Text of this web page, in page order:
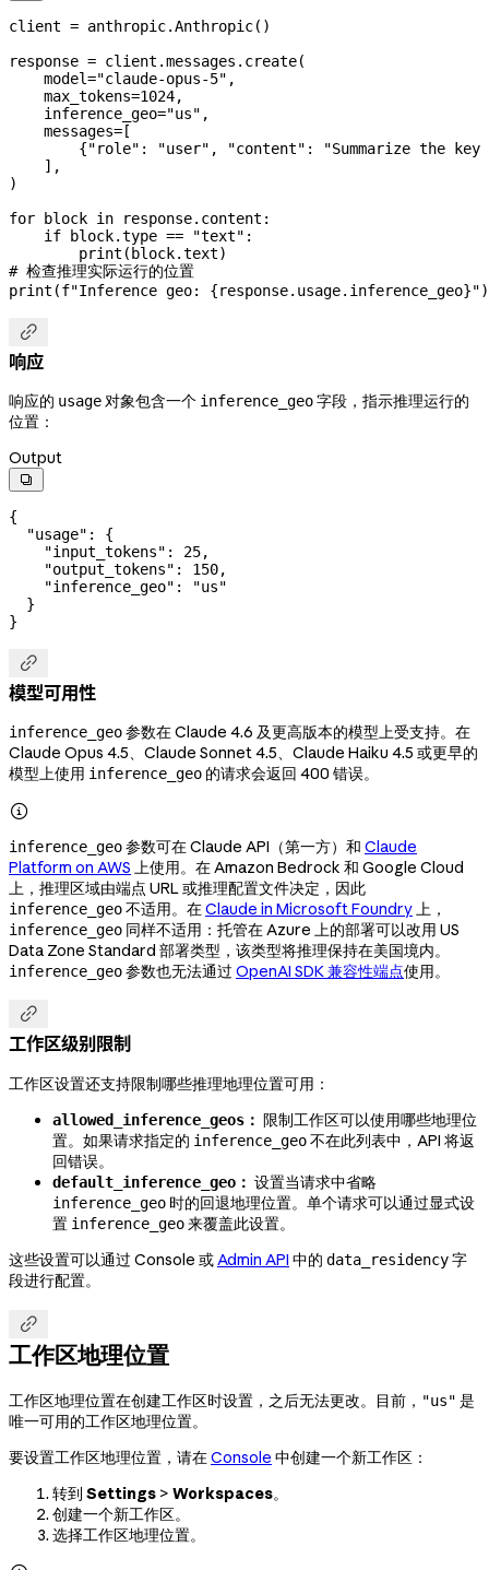
client = anthropic.Anthropic()
response = client.messages.create(
    model
="claude-opus-5" ,
    max_tokens
=1024,
    inference_geo
="us" ,
    messages
= [
        {
"role" : "user" , "content" :
"Summarize the
    ],
)
for block in response.content:
    if
block.type == "text" :
        print
(block.text)
# 检查推理实际运行的位置
print (f"Inference geo: {response.usage.inference_geo}")

响应
响应的 usage对象包含一个 inference_geo字段，指示推理运行的
位置：
Output

{
  "usage"
: {
    "input_tokens"
: 25,
    "output_tokens"
: 150,
    "inference_geo"
:
"us"
  }
}

模型可用性
inference_geo参数在 Claude 4.6 及更高版本的模型上受支持。在
Claude Opus 4.5、Claude Sonnet 4.5、Claude Haiku 4.5 或更早的
模型上使用 inference_geo 的请求会返回 400 错误。

inference_geo参数可在 Claude API（第一方）和 Claude
Platform on AWS 上使用。在 Amazon Bedrock 和 Google Cloud
上，推理区域由端点 URL 或推理配置文件决定，因此
inference_geo不适用。在Claude in Microsoft Foundry上，
inference_geo 同样不适用：托管在 Azure 上的部署可以改用 US
Data Zone Standard 部署类型，该类型将推理保持在美国境内。
inference_geo参数也无法通过 OpenAI SDK 兼容性端点使用。

工作区级别限制
工作区设置还支持限制哪些推理地理位置可用：
allowed_inference_geos ： 限制工作区可以使用哪些地理位
置。如果请求指定的 inference_geo不在此列表中，API 将返
回错误。
default_inference_geo ： 设置当请求中省略
inference_geo 时的回退地理位置。单个请求可以通过显式设
置 inference_geo来覆盖此设置。
这些设置可以通过 Console 或Admin API 中的 data_residency字
段进行配置。

工作区地理位置
工作区地理位置在创建工作区时设置，之后无法更改。目前， "us" 是
唯一可用的工作区地理位置。
要设置工作区地理位置，请在Console 中创建一个新工作区：
转到 Settings > Workspaces。
创建一个新工作区。
选择工作区地理位置。